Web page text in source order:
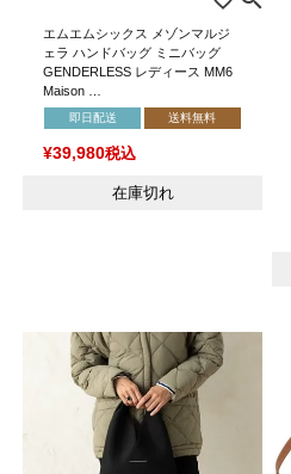
エムエムシックス メゾンマルジ
ェラ ハンドバッグ ミニバッグ
GENDERLESS レディース MM6
Maison …
即日配送 送料無料
¥39,980税込
在庫切れ